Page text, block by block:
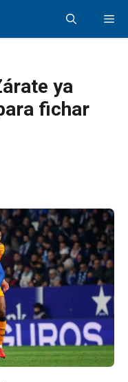
ya
fichar